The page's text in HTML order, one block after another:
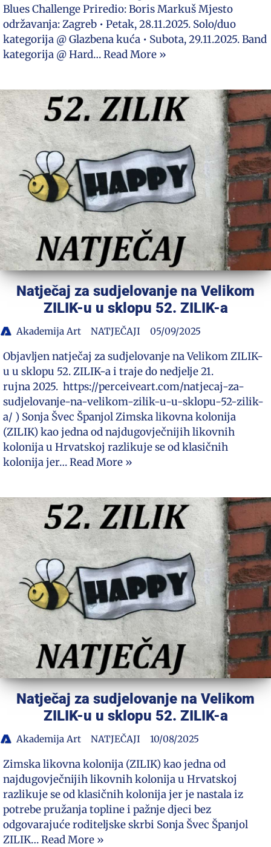
Blues Challenge Priredio: Boris Markuš Mjesto
održavanja: Zagreb • Petak, 28.11.2025. Solo/duo
kategorija @ ​Glazbena kuća​​ • Subota, 29.11.2025. Band
kategorija @ ​Hard…Read More »
Natječaj za sudjelovanje na Velikom
ZILIK-u u sklopu 52. ZILIK-a
Akademija Art NATJEČAJI 05/09/2025
Objavljen natječaj za sudjelovanje na Velikom ZILIK-
u u sklopu 52. ZILIK-a i traje do nedjelje 21.
rujna 2025. https://perceiveart.com/natjecaj-za-
sudjelovanje-na-velikom-zilik-u-u-sklopu-52-zilik-
a/ ) Sonja Švec Španjol Zimska likovna kolonija
(ZILIK) kao jedna od najdugovječnijih likovnih
kolonija u Hrvatskoj razlikuje se od klasičnih
kolonija jer…Read More »
Natječaj za sudjelovanje na Velikom
ZILIK-u u sklopu 52. ZILIK-a
Akademija Art NATJEČAJI 10/08/2025
Zimska likovna kolonija (ZILIK) kao jedna od
najdugovječnijih likovnih kolonija u Hrvatskoj
razlikuje se od klasičnih kolonija jer je nastala iz
potrebe pružanja topline i pažnje djeci bez
odgovarajuće roditeljske skrbi Sonja Švec Španjol
ZILIK…Read More »